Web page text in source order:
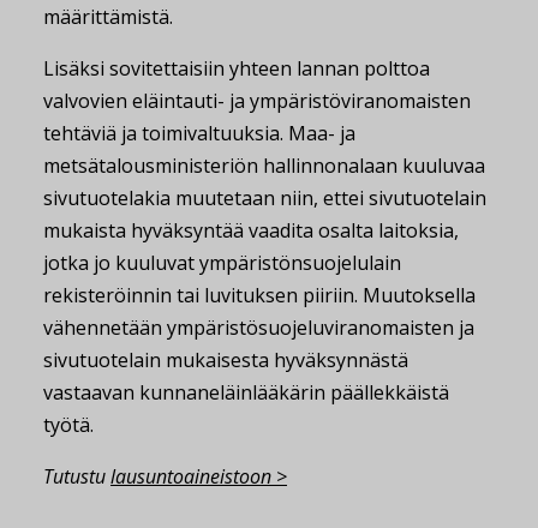
määrittämistä.
Lisäksi sovitettaisiin yhteen lannan polttoa
valvovien eläintauti- ja ympäristöviranomaisten
tehtäviä ja toimivaltuuksia. Maa- ja
metsätalousministeriön hallinnonalaan kuuluvaa
sivutuotelakia muutetaan niin, ettei sivutuotelain
mukaista hyväksyntää vaadita osalta laitoksia,
jotka jo kuuluvat ympäristönsuojelulain
rekisteröinnin tai luvituksen piiriin. Muutoksella
vähennetään ympäristösuojeluviranomaisten ja
sivutuotelain mukaisesta hyväksynnästä
vastaavan kunnaneläinlääkärin päällekkäistä
työtä.
Tutustulausuntoaineistoon >